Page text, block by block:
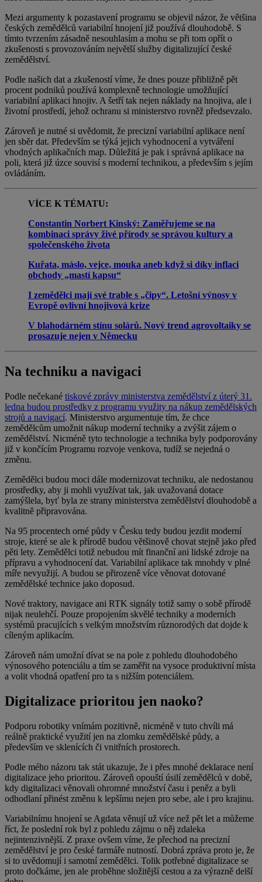
Mezi argumenty k pozastavení programu se objevil názor, že většina
českých zemědělců variabilní hnojení již používá dlouhodobě. S
tímto tvrzením zásadně nesouhlasím a mohu se při tom opřít o
zkušenosti s provozováním největší služby digitalizující české
zemědělství.
Podle našich dat a zkušeností víme, že dnes pouze přibližně pět
procent podniků používá komplexně technologie umožňující
variabilní aplikaci hnojiv. A šetří tak nejen náklady na hnojiva, ale i
životní prostředí, jehož ochranu si ministerstvo rovněž předsevzalo.
Zároveň je nutné si uvědomit, že precizní variabilní aplikace není
jen sběr dat. Především se týká jejich vyhodnocení a vytváření
vhodných aplikačních map. Důležitá je pak i správná aplikace na
poli, která již úzce souvisí s moderní technikou, a především s jejím
ovládáním.
VÍCE K TÉMATU:
Constantin Norbert Kinský: Zaměřujeme se na
kombinaci správy živé přírody se správou kultury a
společenského života
Kuřata, máslo, vejce, mouka aneb když si díky inflaci
obchody „mastí kapsu“
I zemědělci mají své trable s „čipy“. Letošní výnosy v
Evropě ovlivní hnojivová krize
V blahodárném stínu solárů. Nový trend agrovoltaiky se
prosazuje nejen v Německu
Na techniku a navigaci
Podle nečekané tiskové zprávy ministerstva zemědělství z úterý 31.
ledna budou prostředky z programu využity na nákup zemědělských
strojů a navigací. Ministerstvo argumentuje tím, že chce
zemědělcům umožnit nákup moderní techniky a zvýšit zájem o
zemědělství. Nicméně tyto technologie a technika byly podporovány
již v končícím Programu rozvoje venkova, tudíž se nejedná o
změnu.
Zemědělci budou moci dále modernizovat techniku, ale nedostanou
prostředky, aby ji mohli využívat tak, jak uvažovaná dotace
zamýšlela, byť byla ze strany ministerstva zemědělství dlouhodobě a
kvalitně připravována.
Na 95 procentech orné půdy v Česku tedy budou jezdit moderní
stroje, které se ale k přírodě budou většinově chovat stejně jako před
pěti lety. Zemědělci totiž nebudou mít finanční ani lidské zdroje na
přípravu a vyhodnocení dat. Variabilní aplikace tak mnohdy v plné
míře nevyužijí. A budou se přirozeně více věnovat dotované
zemědělské technice jako doposud.
Nové traktory, navigace ani RTK signály totiž samy o sobě přírodě
nijak neulehčí. Pouze propojením skvělé techniky a moderních
systémů pracujících s velkým množstvím různorodých dat dojde k
cíleným aplikacím.
Zároveň nám umožní dívat se na pole z pohledu dlouhodobého
výnosového potenciálu a tím se zaměřit na vysoce produktivní místa
a volit vhodná opatření pro ta s nižším potenciálem.
Digitalizace prioritou jen naoko?
Podporu robotiky vnímám pozitivně, nicméně v tuto chvíli má
reálně praktické využití jen na zlomku zemědělské půdy, a
především ve sklenících či vnitřních prostorech.
Podle mého názoru tak stát ukazuje, že i přes mnohé deklarace není
digitalizace jeho prioritou. Zároveň opouští úsilí zemědělců v době,
kdy digitalizaci věnovali ohromné množství času i peněz a byli
odhodlaní přinést změnu k lepšímu nejen pro sebe, ale i pro krajinu.
Variabilnímu hnojení se Agdata věnují už více než pět let a můžeme
říct, že poslední rok byl z pohledu zájmu o něj zdaleka
nejintenzivnější. Z praxe ovšem víme, že přechod na precizní
zemědělství je pro české farmáře nutností. Dobrá zpráva proto je, že
si to uvědomují i samotní zemědělci. Tolik potřebné digitalizace se
proto dočkáme, jen ale proběhne složitější cestou a za výrazně delší